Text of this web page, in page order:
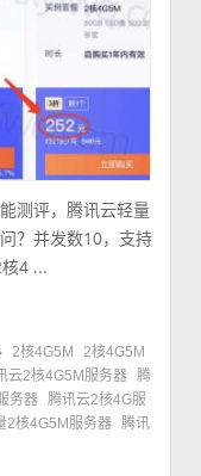
测评，腾讯云轻量
？并发数10，支持
4 ...
2核4G5M
2核4G5M
云2核4G5M服务器 腾
务器 腾讯云2核4G服
2核4G5M服务器 腾讯